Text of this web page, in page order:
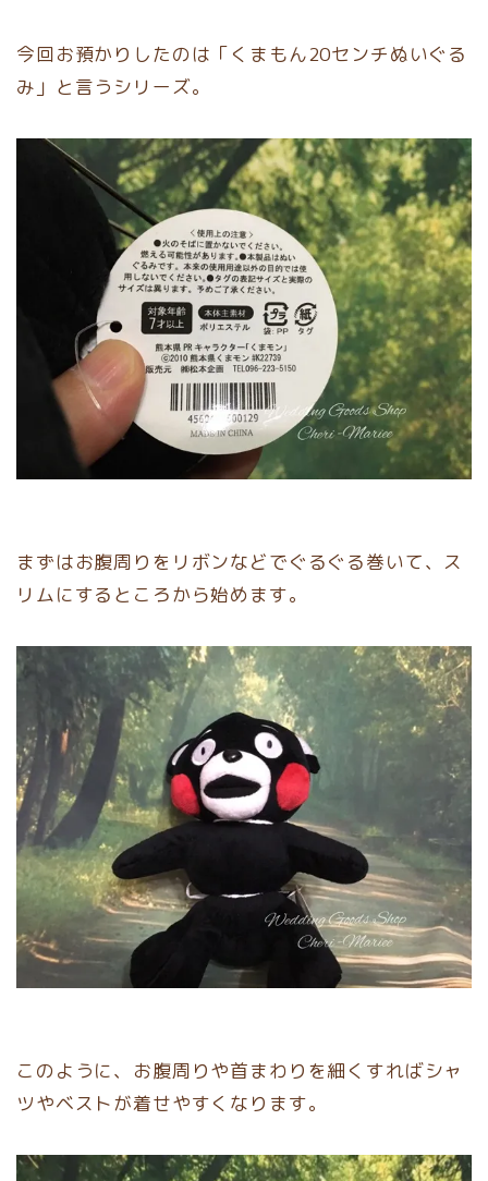
今回お預かりしたのは「くまもん20センチぬいぐる
み」と言うシリーズ。
まずはお腹周りをリボンなどでぐるぐる巻いて、ス
リムにするところから始めます。
このように、お腹周りや首まわりを細くすればシャ
ツやベストが着せやすくなります。